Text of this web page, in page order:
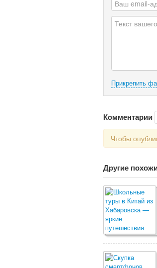
Прикрепить
Комментарии
Чтобы
Другие